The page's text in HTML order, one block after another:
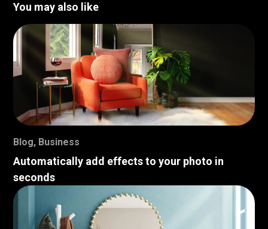
You may also like
Blog, Business
Automatically add effects to your photo in
seconds